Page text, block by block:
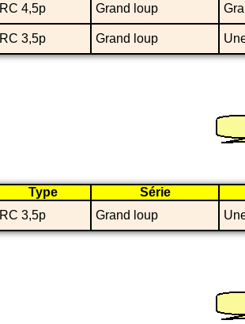
RC 4,5p Grand loup
RC 3,5p Grand loup
Type
Série
RC 3,5p Grand loup